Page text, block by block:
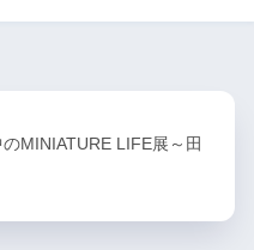
MINIATURE LIFE展～田